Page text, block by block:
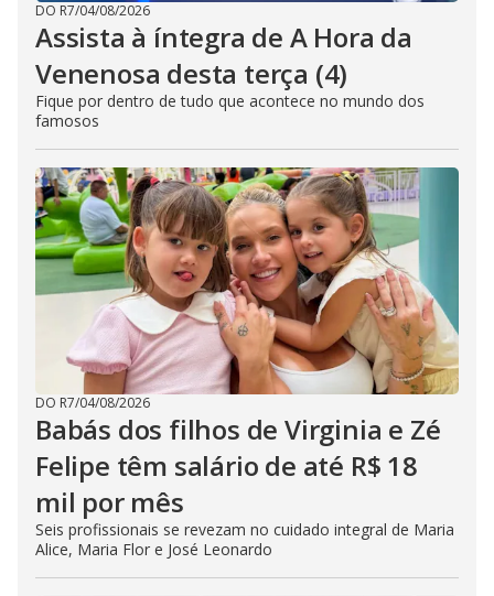
DO R7/04/08/2026
Assista à íntegra de A Hora da
Venenosa desta terça (4)
Fique por dentro de tudo que acontece no mundo dos
famosos
DO R7/04/08/2026
Babás dos filhos de Virginia e Zé
Felipe têm salário de até R$ 18
mil por mês
Seis profissionais se revezam no cuidado integral de Maria
Alice, Maria Flor e José Leonardo